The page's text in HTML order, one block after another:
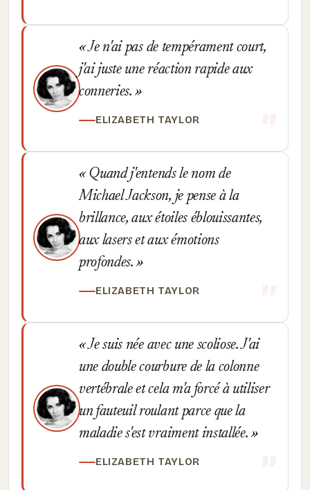
Je n'ai pas de tempérament court,
j'ai juste une réaction rapide aux
conneries.
ELIZABETH TAYLOR
Quand j'entends le nom de
Michael Jackson, je pense à la
brillance, aux étoiles éblouissantes,
aux lasers et aux émotions
profondes.
ELIZABETH TAYLOR
Je suis née avec une scoliose. J'ai
une double courbure de la colonne
vertébrale et cela m'a forcé à utiliser
un fauteuil roulant parce que la
maladie s'est vraiment installée.
ELIZABETH TAYLOR